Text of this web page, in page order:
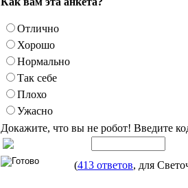
Отлично
Хорошо
Нормально
Так себе
Плохо
Ужасно
Докажите, что вы не робот! Введите
(413 ответов, для